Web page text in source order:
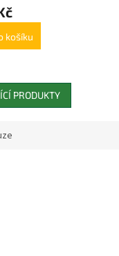
košíku
PRODUKTY